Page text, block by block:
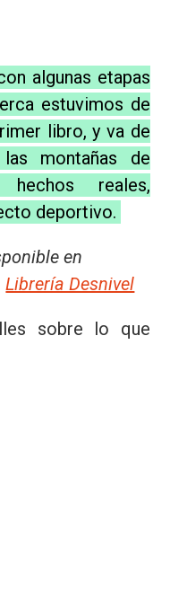
algunas etapas
estuvimos de
libro, y va de
montañas de
reales,
deportivo.
en
Librería Desnivel
sobre lo que